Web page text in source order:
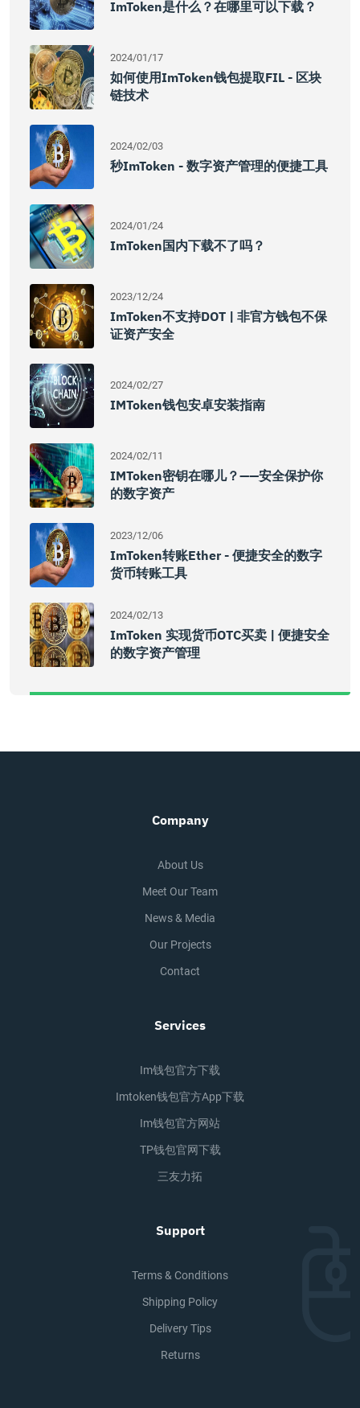
ImToken是什么？在哪里可以下载？
2024/01/17
如何使用imToken钱包提取FIL - 区块
链技术
2024/02/03
秒imToken - 数字资产管理的便捷工具
2024/01/24
ImToken国内下载不了吗？
2023/12/24
ImToken不支持DOT | 非官方钱包不保
证资产安全
2024/02/27
IMToken钱包安卓安装指南
2024/02/11
IMToken密钥在哪儿？——安全保护你
的数字资产
2023/12/06
ImToken转账ether - 便捷安全的数字
货币转账工具
2024/02/13
ImToken 实现货币OTC买卖 | 便捷安全
的数字资产管理
Company
About Us
Meet Our Team
News & Media
Our Projects
Contact
Services
Im钱包官方下载
Imtoken钱包官方app下载
Im钱包官方网站
TP钱包官网下载
三友力拓
Support
Terms & Conditions
Shipping Policy
Delivery Tips
Returns